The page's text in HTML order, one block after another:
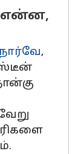
என்ன,
நார்வே,